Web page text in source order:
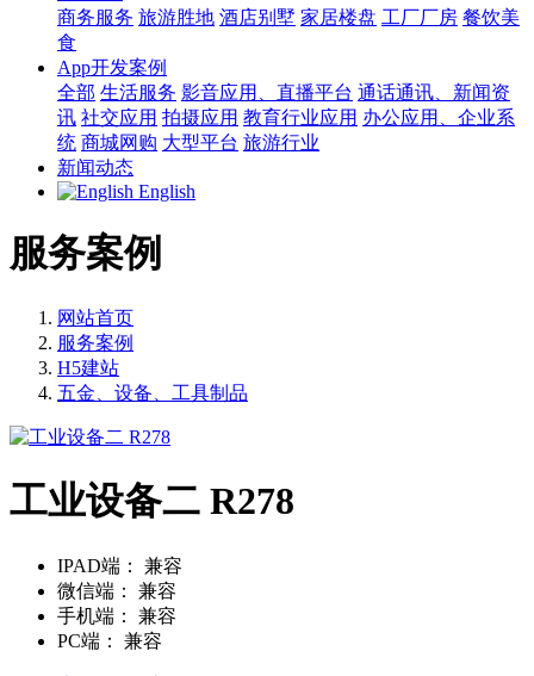
商务服务 旅游胜地 酒店别墅 家居楼盘 工厂厂房 餐饮美
食
App开发案例
全部 生活服务 影音应用、直播平台 通话通讯、新闻资
讯 社交应用 拍摄应用 教育行业应用 办公应用、企业系
统 商城网购 大型平台 旅游行业
新闻动态
English
服务案例
网站首页
服务案例
H5建站
五金、设备、工具制品
工业设备二 R278
IPAD端：
兼容
微信端：
兼容
手机端：
兼容
PC端：
兼容